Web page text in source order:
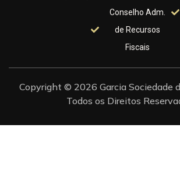
Conselho Adm.
de Recursos
Fiscais
Copyright © 2026 Garcia Sociedade
Todos os Direitos